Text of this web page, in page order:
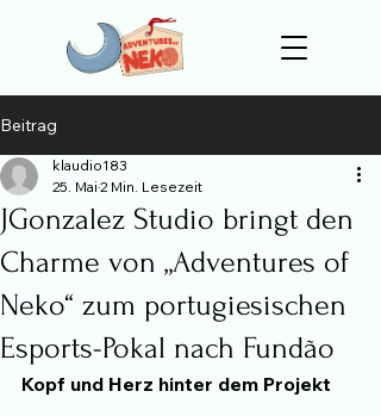
Beitrag
JGonzalez Studio bringt den
Charme von „Adventures of
Neko“ zum portugiesischen
Esports-Pokal nach Fundão
klaudio183
25. Mai 2 Min. Lesezeit
Kopf und Herz hinter dem Projekt